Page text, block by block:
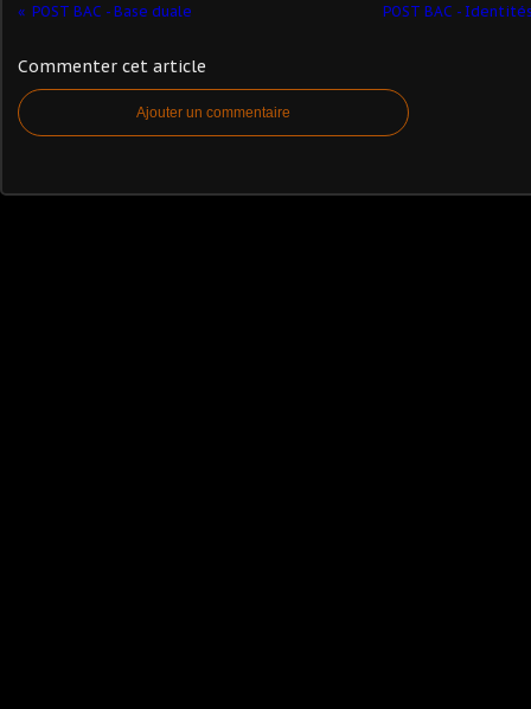
POST BAC - Base duale POST BAC -
Commenter cet article
Ajouter un commentaire